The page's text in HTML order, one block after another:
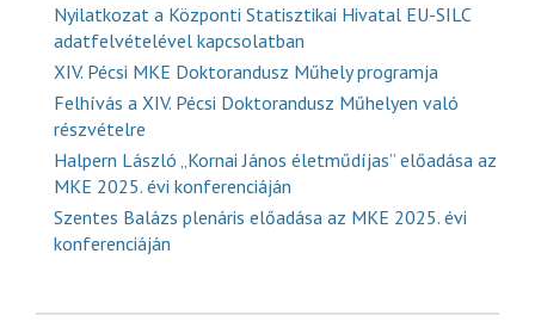
Nyilatkozat a Központi Statisztikai Hivatal EU-SILC
adatfelvételével kapcsolatban
XIV. Pécsi MKE Doktorandusz Műhely programja
Felhívás a XIV. Pécsi Doktorandusz Műhelyen való
részvételre
Halpern László „Kornai János életműdíjas” előadása az
MKE 2025. évi konferenciáján
Szentes Balázs plenáris előadása az MKE 2025. évi
konferenciáján